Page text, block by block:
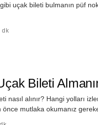
uçak bileti bulmanın püf
dk
Bileti
nasıl alınır? Hangi yolları
mutlaka okumanız